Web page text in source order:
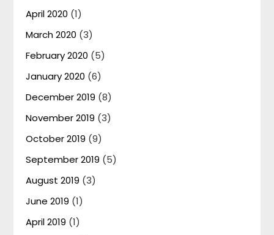
April 2020 (1)
March 2020 (3)
February 2020 (5)
January 2020 (6)
December 2019 (8)
November 2019 (3)
October 2019 (9)
September 2019 (5)
August 2019 (3)
June 2019 (1)
April 2019 (1)